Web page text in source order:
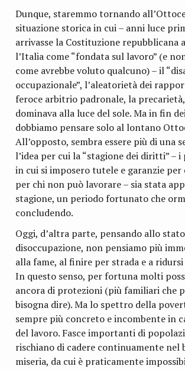
Dunque, staremmo tornando
situazione storica in cui – anni luce
arrivasse la Costituzione repubblicana
l’Italia come “fondata sul lavoro” (e
come avrebbe voluto qualcuno) – il
occupazionale”, l’aleatorietà dei
feroce arbitrio padronale, la
dominava alla luce del sole. Ma in fin
dobbiamo pensare solo al lontano
All’opposto, sembra essere più di una
l’idea per cui la “stagione dei diritti” –
in cui si imposero tutele e garanzie per
per chi non può lavorare – sia stata
stagione, un periodo fortunato che
concludendo.
Oggi, d’altra parte, pensando allo
disoccupazione, non pensiamo più
alla fame, al finire per strada e a ridursi
In questo senso, per fortuna molti
ancora di protezioni (più familiari che
bisogna dire). Ma lo spettro della
sempre più concreto e incombente in
del lavoro. Fasce importanti di
rischiano di cadere continuamente nel
miseria, da cui è praticamente